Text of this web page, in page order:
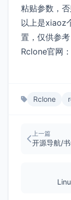
粘贴参数，否
以上是xiaoz
置，仅供参
Rclone官网：
Rclone
上一篇
开源导航/